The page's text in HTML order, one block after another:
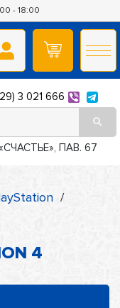
- 18:00
3 021 666
ПАВ. 67
/
4